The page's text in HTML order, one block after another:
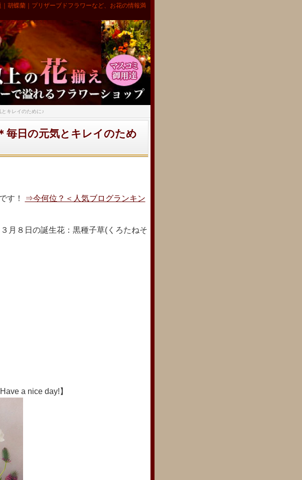
胡蝶蘭｜プリザーブドフラワーなど、お花の情報満
キレイのために♪
毎日の元気とキレイのため
す！ ⇒今何位？＜人気ブログランキン
月８日の誕生花：黒種子草(くろたねそ
a nice day!】